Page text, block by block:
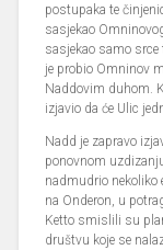
postupaka te
sasjekao
sasjekao samo
je probio Omninov
Naddovim duhom.
izjavio da će Ulic
Nadd je zapravo
ponovnom
nadmudrio nekoliko
na Onderon, u
Ketto smislili su
društvu koje se